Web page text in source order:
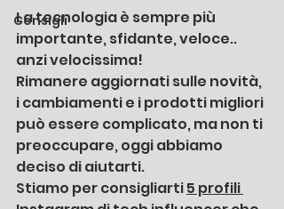
Consigli
La tecnologia è sempre più
importante, sfidante, veloce..
anzi velocissima!
Rimanere aggiornati sulle novità,
i cambiamenti e i prodotti migliori
può essere complicato, ma non ti
preoccupare, oggi abbiamo
deciso di aiutarti.
Stiamo per consigliarti 5 profili